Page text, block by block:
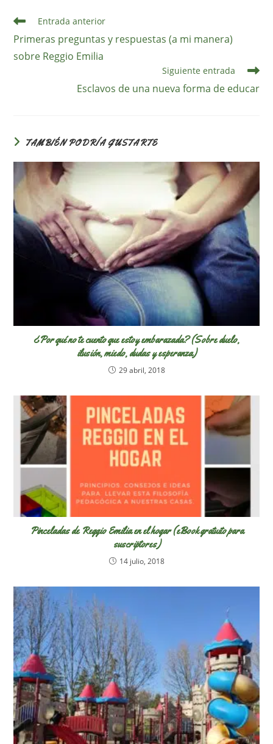
Leer
artículos
Entrada anterior
Primeras preguntas y respuestas (a mi manera)
sobre Reggio Emilia
Siguiente entrada
Esclavos de una nueva forma de educar
TAMBIÉN PODRÍA GUSTARTE
¿Por qué no te cuento que estoy embarazada? (Sobre duelo,
ilusión, miedo, dudas y esperanza)
29 abril, 2018
Pinceladas de Reggio Emilia en el hogar (eBook gratuito para
suscriptores)
14 julio, 2018